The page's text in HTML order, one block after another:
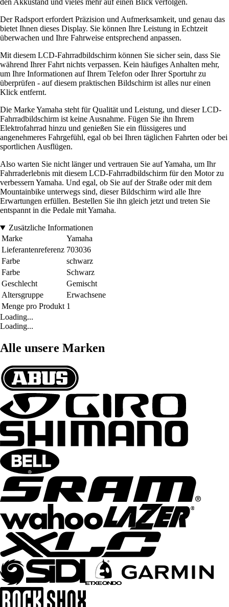
den Akkustand und vieles mehr auf einen Blick verfolgen.
Der Radsport erfordert Präzision und Aufmerksamkeit, und genau das
bietet Ihnen dieses Display. Sie können Ihre Leistung in Echtzeit
überwachen und Ihre Fahrweise entsprechend anpassen.
Mit diesem LCD-Fahrradbildschirm können Sie sicher sein, dass Sie
während Ihrer Fahrt nichts verpassen. Kein häufiges Anhalten mehr,
um Ihre Informationen auf Ihrem Telefon oder Ihrer Sportuhr zu
überprüfen - auf diesem praktischen Bildschirm ist alles nur einen
Klick entfernt.
Die Marke Yamaha steht für Qualität und Leistung, und dieser LCD-
Fahrradbildschirm ist keine Ausnahme. Fügen Sie ihn Ihrem
Elektrofahrrad hinzu und genießen Sie ein flüssigeres und
angenehmeres Fahrgefühl, egal ob bei Ihren täglichen Fahrten oder bei
sportlichen Ausflügen.
Also warten Sie nicht länger und vertrauen Sie auf Yamaha, um Ihr
Fahrraderlebnis mit diesem LCD-Fahrradbildschirm für den Motor zu
verbessern Yamaha. Und egal, ob Sie auf der Straße oder mit dem
Mountainbike unterwegs sind, dieser Bildschirm wird alle Ihre
Erwartungen erfüllen. Bestellen Sie ihn gleich jetzt und treten Sie
entspannt in die Pedale mit Yamaha.
Zusätzliche Informationen
Marke
Yamaha
Lieferantenreferenz 703036
Farbe
schwarz
Farbe
Schwarz
Geschlecht
Gemischt
Altersgruppe
Erwachsene
Menge pro Produkt 1
Loading...
Loading...
Alle unsere Marken